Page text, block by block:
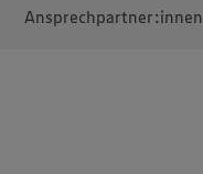
Ansprechpartner:innen